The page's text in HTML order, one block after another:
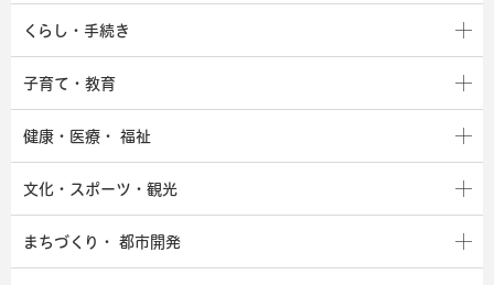
くらし・手続き
子育て・教育
健康・医療・ 福祉
文化・スポーツ・観光
まちづくり・ 都市開発